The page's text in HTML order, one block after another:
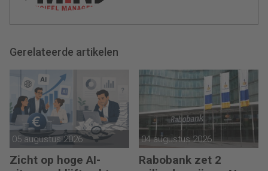
Gerelateerde artikelen
05 augustus 2026
Zicht op hoge AI-
04 augustus 2026
Rabobank zet 2